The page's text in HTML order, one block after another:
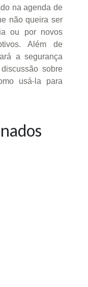
na agenda de
não queira ser
ou por novos
Além de
a segurança
sobre
usá-la para